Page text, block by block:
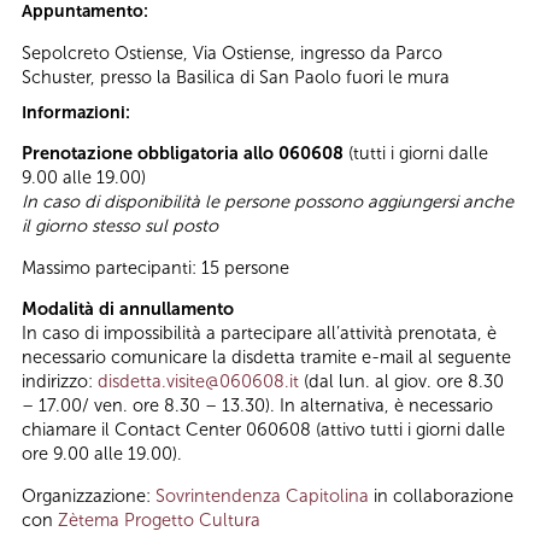
Appuntamento:
Sepolcreto Ostiense, Via Ostiense, ingresso da Parco
Schuster, presso la Basilica di San Paolo fuori le mura
Informazioni:
Prenotazione obbligatoria allo 060608 (tutti i giorni dalle
9.00 alle 19.00)
In caso di disponibilità le persone possono aggiungersi anche
il giorno stesso sul posto
Massimo partecipanti: 15 persone
Modalità di annullamento
In caso di impossibilità a partecipare all’attività prenotata, è
necessario comunicare la disdetta tramite e-mail al seguente
indirizzo: disdetta.visite@060608.it (dal lun. al giov. ore 8.30
– 17.00/ ven. ore 8.30 – 13.30). In alternativa, è necessario
chiamare il Contact Center 060608 (attivo tutti i giorni dalle
ore 9.00 alle 19.00).
Organizzazione: Sovrintendenza Capitolina in collaborazione
con Zètema Progetto Cultura